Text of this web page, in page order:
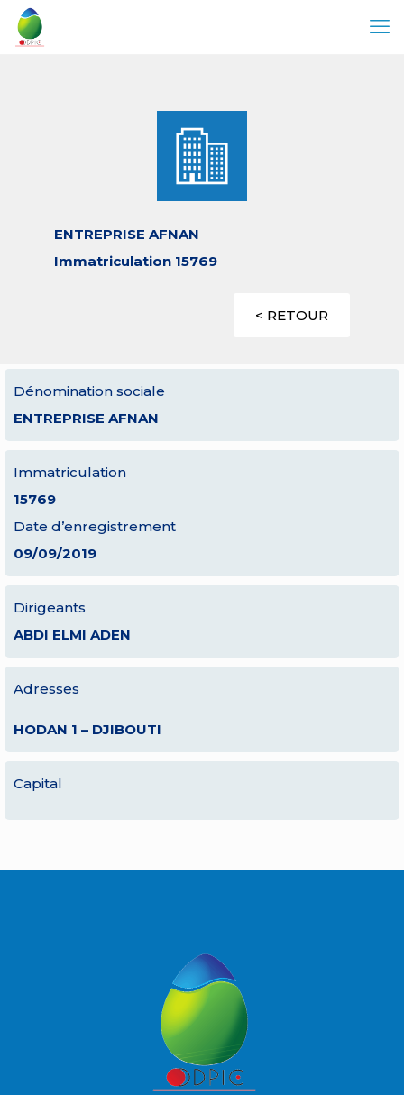
ENTREPRISE AFNAN
Immatriculation 15769
< RETOUR
Dénomination sociale
ENTREPRISE AFNAN
Immatriculation
15769
Date d’enregistrement
09/09/2019
Dirigeants
ABDI ELMI ADEN
Adresses
HODAN 1 – DJIBOUTI
Capital